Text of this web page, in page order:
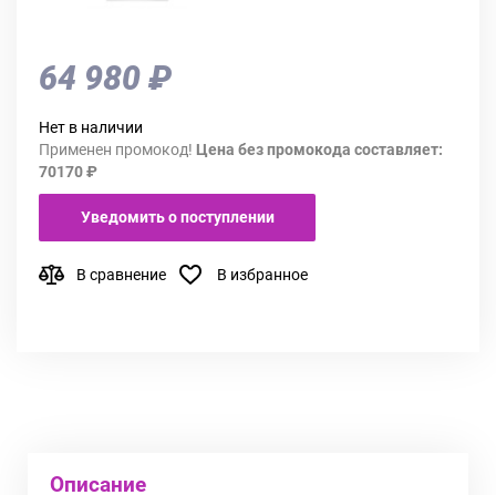
64 980 ₽
Нет в наличии
Применен промокод! Цена без промокода составляет:
70170 ₽
Уведомить о поступлении
В сравнение В избранное
Описание